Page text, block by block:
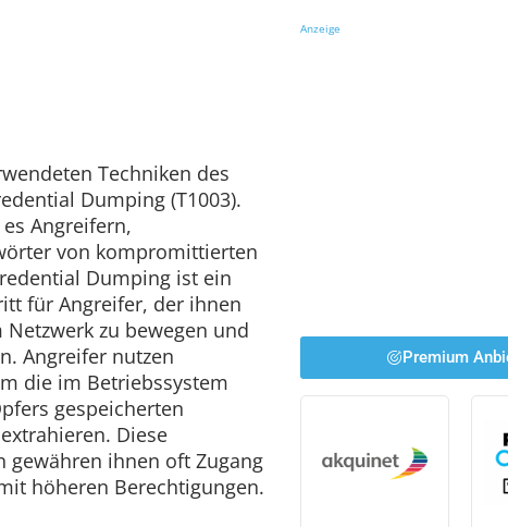
Techniken des
Dumping (T1003).
Angreifern,
von kompromittierten
Dumping ist ein
für Angreifer, der ihnen
zu bewegen und
Angreifer nutzen
die im Betriebssystem
gespeicherten
Diese
ihnen oft Zugang
höheren Berechtigungen.
Anzeige
Premium